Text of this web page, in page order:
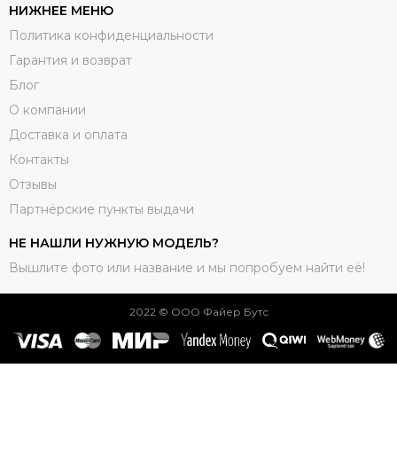
НИЖНЕЕ МЕНЮ
Политика конфиденциальности
Гарантия и возврат
Блог
О компании
Доставка и оплата
Контакты
Отзывы
Партнёрские пункты выдачи
НЕ НАШЛИ НУЖНУЮ МОДЕЛЬ?
Вышлите фото или название и мы попробуем найти её!
2022 © ООО Файер Бутс